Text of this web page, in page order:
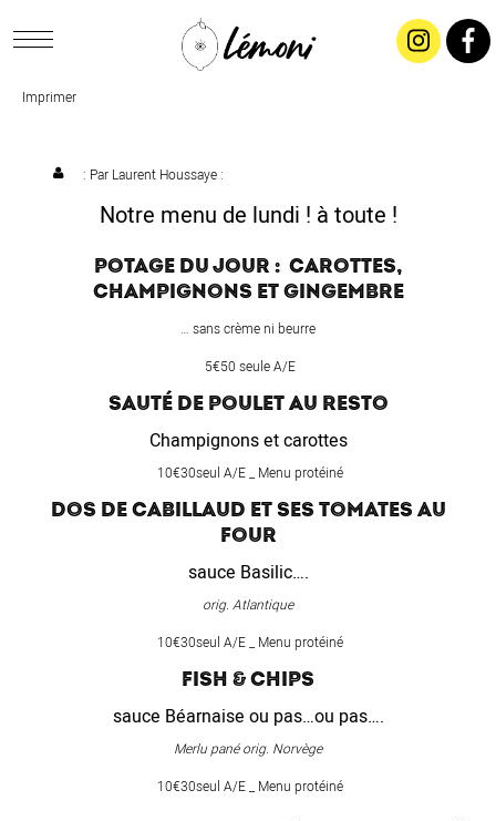
CONCEPT
SALADES & BUFFETS
RESTAURANTS & TARIFS
Imprimer
: Par Laurent Houssaye:
Notre menu de lundi ! à toute !
POTAGE DU JOUR : CAROTTES,
CHAMPIGNONS ET GINGEMBRE
… sans crème ni beurre
5€50 seule A/E
SAUTÉ DE POULET AU RESTO
Champignons et carottes
10€30seul A/E _ Menu protéiné
DOS DE CABILLAUD ET SES TOMATES AU
FOUR
sauce Basilic….
orig. Atlantique
10€30seul A/E _ Menu protéiné
FISH & CHIPS
sauce Béarnaise ou pas…ou pas….
Merlu pané orig. Norvège
10€30seul A/E _ Menu protéiné